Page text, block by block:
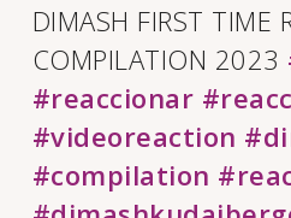
DIMASH FIRST TIME
COMPILATION 2023
#reaccionar
#videoreaction
#compilation